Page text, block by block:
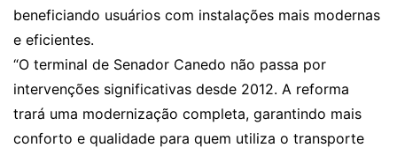
beneficiando usuários com instalações mais modernas
e eficientes.
“O terminal de Senador Canedo não passa por
intervenções significativas desde 2012. A reforma
trará uma modernização completa, garantindo mais
conforto e qualidade para quem utiliza o transporte